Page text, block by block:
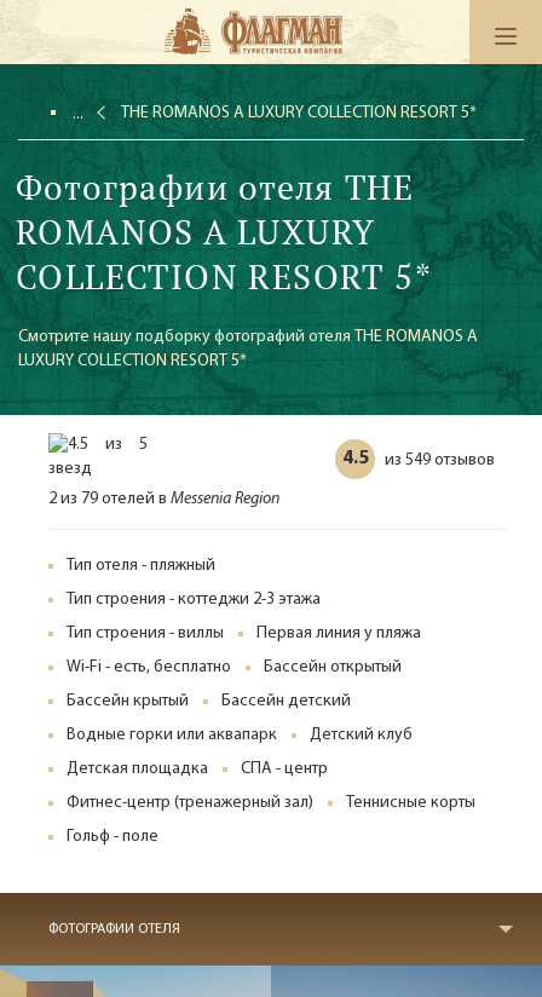
THE ROMANOS A LUXURY COLLECTION RESORT 5*
Фотографии отеля THE
ROMANOS A LUXURY
COLLECTION RESORT 5*
Смотрите нашу подборку фотографий отеля THE ROMANOS A
LUXURY COLLECTION RESORT 5*
4.5 из 549 отзывов
2 из 79 отелей в Messenia Region
Тип отеля - пляжный
Тип строения - коттеджи 2-3 этажа
Тип строения - виллы
Первая линия у пляжа
Wi-Fi - есть, бесплатно
Бассейн открытый
Бассейн крытый
Бассейн детский
Водные горки или аквапарк
Детский клуб
Детская площадка
СПА - центр
Фитнес-центр (тренажерный зал)
Теннисные корты
Гольф - поле
ФОТОГРАФИИ ОТЕЛЯ